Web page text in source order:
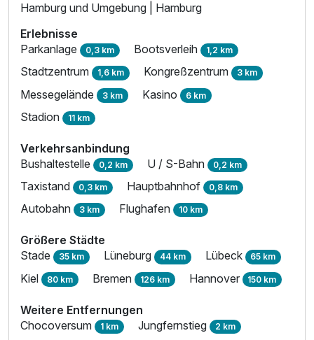
Hamburg und Umgebung | Hamburg
Erlebnisse
Parkanlage 0,3 km Bootsverleih 1,2 km
Stadtzentrum 1,6 km Kongreßzentrum 3 km
Messegelände 3 km Kasino 6 km
Stadion 11 km
Verkehrsanbindung
Bushaltestelle 0,2 km U / S-Bahn 0,2 km
Taxistand 0,3 km Hauptbahnhof 0,8 km
Autobahn 3 km Flughafen 10 km
Größere Städte
Stade 35 km Lüneburg 44 km Lübeck 65 km
Kiel 80 km Bremen 126 km Hannover 150 km
Weitere Entfernungen
Chocoversum 1 km Jungfernstieg 2 km